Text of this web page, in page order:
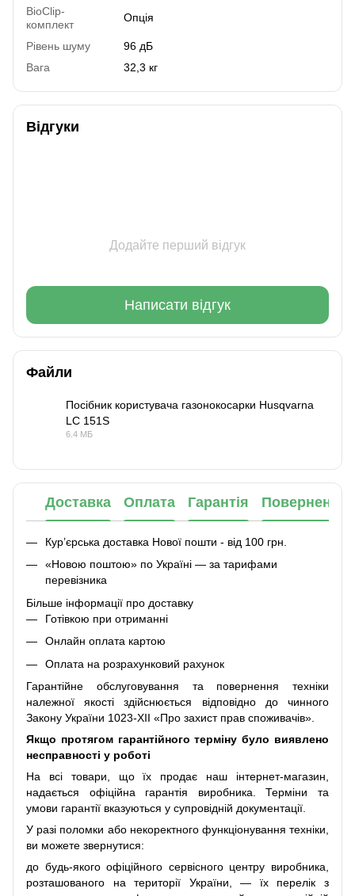
BioClip-
комплект
Опція
Рівень шуму
96 дБ
Вага
32,3 кг
Відгуки
Додайте перший відгук
Написати відгук
Файли
Посібник користувача газонокосарки Husqvarna
LC 151S
6.4 МБ
Доставка Оплата Гарантія Повернення
Кур’єрська доставка Нової пошти - від 100 грн.
«Новою поштою» по Україні — за тарифами
перевізника
Більше інформації про доставку
Готівкою при отриманні
Онлайн оплата картою
Оплата на розрахунковий рахунок
Гарантійне обслуговування та повернення техніки
належної якості здійснюється відповідно до чинного
Закону України 1023-XII «Про захист прав споживачів».
Якщо протягом гарантійного терміну було виявлено
несправності у роботі
На всі товари, що їх продає наш інтернет-магазин,
надається офіційна гарантія виробника. Терміни та
умови гарантії вказуються у супровідній документації.
У разі поломки або некоректного функціонування техніки,
ви можете звернутися:
до будь-якого офіційного сервісного центру виробника,
розташованого на території України, — їх перелік з